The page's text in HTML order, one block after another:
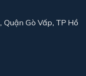
Gò Vấp, TP Hồ